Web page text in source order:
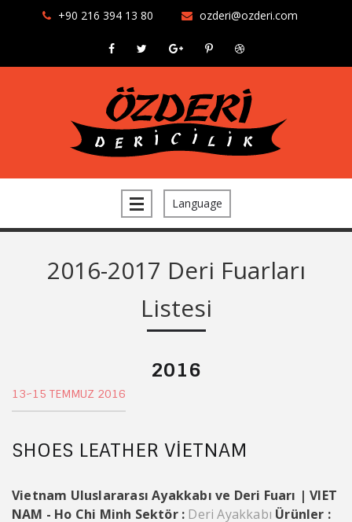
+90 216 394 13 80 ozderi@ozderi.com
Language
2016-2017 Deri Fuarları
Listesi
2016
13~15 TEMMUZ 2016
SHOES LEATHER VIETNAM
Vietnam Uluslararası Ayakkabı ve Deri Fuarı | VIET
NAM - Ho Chi Minh Sektör : Deri Ayakkabı Ürünler :